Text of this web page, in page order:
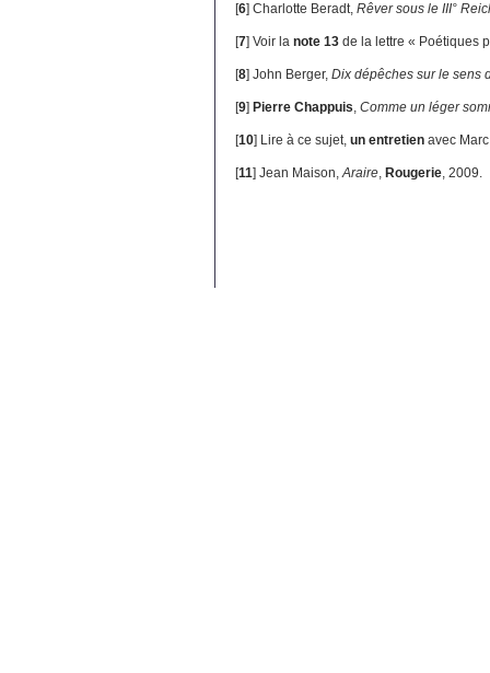
[6]Charlotte Beradt,Rêver sous le III°
[7]Voir lanote 13 de la lettre « Poétiques
[8]John Berger,Dix dépêches sur le sens
[9] Pierre Chappuis, Comme un léger
[10] Lire à ce sujet,un entretien avec
[11]Jean Maison,Araire, Rougerie, 2009.